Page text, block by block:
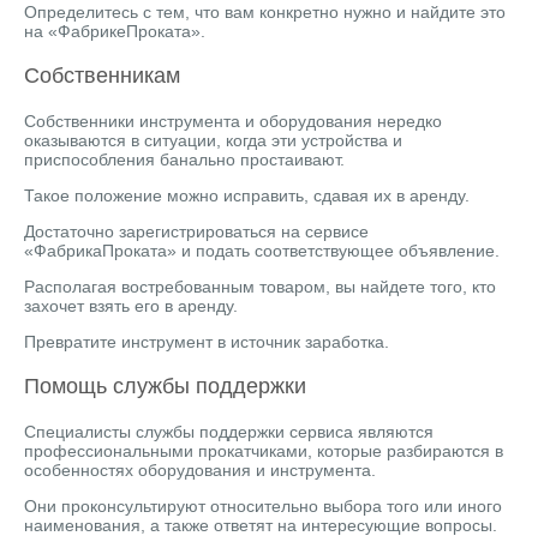
Определитесь с тем, что вам конкретно нужно и найдите это
на «ФабрикеПроката».
Собственникам
Собственники инструмента и оборудования нередко
оказываются в ситуации, когда эти устройства и
приспособления банально простаивают.
Такое положение можно исправить, сдавая их в аренду.
Достаточно зарегистрироваться на сервисе
«ФабрикаПроката» и подать соответствующее объявление.
Располагая востребованным товаром, вы найдете того, кто
захочет взять его в аренду.
Превратите инструмент в источник заработка.
Помощь службы поддержки
Специалисты службы поддержки сервиса являются
профессиональными прокатчиками, которые разбираются в
особенностях оборудования и инструмента.
Они проконсультируют относительно выбора того или иного
наименования, а также ответят на интересующие вопросы.